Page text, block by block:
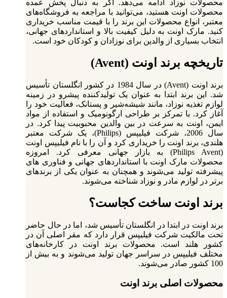
محصولات نوزاد ادامه می‌دهد. اگر به دنبال پخش عمده
محصولات اونت هستید، می‌توانید با مراجعه به فروشگاه‌های
معتبر، انواع محصولات این برند را با قیمت مناسب خریداری
کنید. مارک اونت به دلیل کیفیت بالا و استانداردهای جهانی،
انتخاب بسیاری از والدین برای نوزادان و کودکان خود است.
تاریخچه برند اونت (Avent)
برند اونت (Avent) در سال 1984 در کشور انگلستان تأسیس
شد. این برند ابتدا به عنوان یک تولیدکننده پیشرو در زمینه
لوازم تغذیه نوزاد، مانند شیشه‌شیر و پستانک، فعالیت خود را
آغاز کرد. با تمرکز بر طراحی ارگونومیک و استفاده از مواد
ایمن، اونت به سرعت در بین والدین محبوبیت پیدا کرد. در
سال 2006، شرکت فیلیپس (Philips)، یک شرکت معتبر
هلندی، برند اونت را خریداری کرد و آن را با نام فیلیپس اونت
(Philips Avent) به بازار جهانی معرفی کرد. امروزه
محصولات مارک اونت با استانداردهای جهانی و فناوری‌ های
پیشرفته تولید می‌شوند و همچنان به عنوان یکی از برندهای
برتر در لوازم مادر و نوزاد شناخته می‌شوند.
برند اونت ساخت کجاست؟
برند اونت در ابتدا در انگلستان تأسیس شد، اما در حال حاضر
تحت مالکیت شرکت فیلیپس قرار دارد که مقر اصلی آن در
کشور هلند است. محصولات برند اونت در کارخانه‌های
مختلف فیلیپس در سراسر جهان تولید می‌شوند و به بیش از
100 کشور صادر می‌شوند.
محصولات اصلی برند اونت